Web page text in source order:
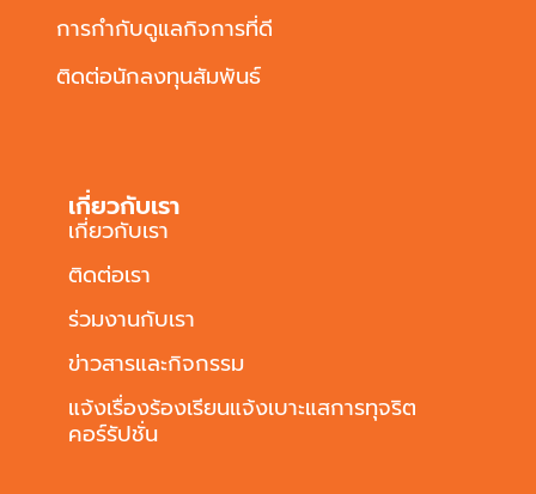
การกำกับดูแลกิจการที่ดี
ติดต่อนักลงทุนสัมพันธ์
เกี่ยวกับเรา
เกี่ยวกับเรา
ติดต่อเรา
ร่วมงานกับเรา
ข่าวสารและกิจกรรม
แจ้งเรื่องร้องเรียนแจ้งเบาะแสการทุจริต
คอร์รัปชั่น